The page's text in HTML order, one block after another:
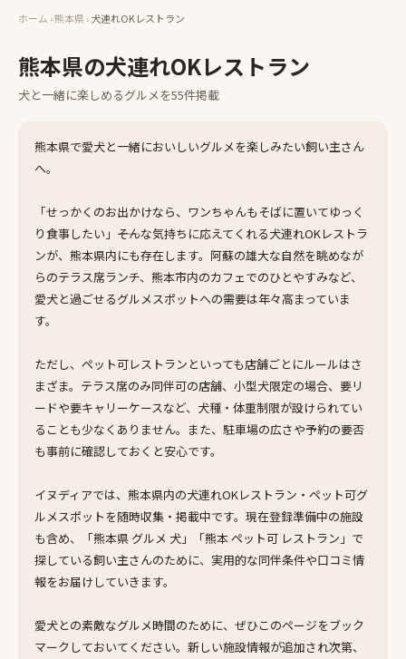
ホーム ›熊本県›犬連れOKレストラン
熊本県の犬連れOKレストラン
犬と一緒に楽しめるグルメ を55件掲載
熊本県で愛犬と一緒においしいグルメを楽しみたい飼い主さん
へ。
「せっかくのお出かけなら、ワンちゃんもそばに置いてゆっく
り食事したい」――そんな気持ちに応えてくれる犬連れOKレストラ
ンが、熊本県内にも存在します。阿蘇の雄大な自然を眺めなが
らのテラス席ランチ、熊本市内のカフェでのひとやすみなど、
愛犬と過ごせるグルメスポットへの需要は年々高まっていま
す。
ただし、ペット可レストランといっても店舗ごとにルールはさ
まざま。テラス席のみ同伴可の店舗、小型犬限定の場合、要リ
ードや要キャリーケースなど、犬種・体重制限が設けられてい
ることも少なくありません。また、駐車場の広さや予約の要否
も事前に確認しておくと安心です。
イヌディアでは、熊本県内の犬連れOKレストラン・ペット可グ
ルメスポットを随時収集・掲載中です。現在登録準備中の施設
も含め、「熊本県 グルメ 犬」「熊本 ペット可 レストラン」で
探している飼い主さんのために、実用的な同伴条件や口コミ情
報をお届けしていきます。
愛犬との素敵なグルメ時間のために、ぜひこのページをブック
マークしておいてください。新しい施設情報が追加され次第、